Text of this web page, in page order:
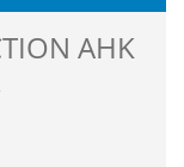
AHK